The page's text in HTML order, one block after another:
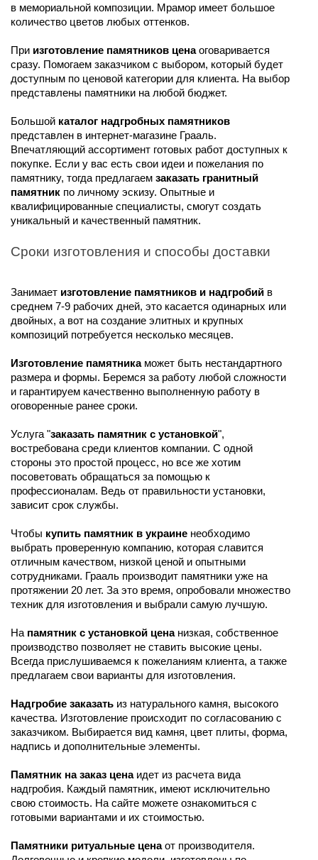
в мемориальной композиции. Мрамор имеет большое
количество цветов любых оттенков.
При изготовление памятников цена оговаривается
сразу. Помогаем заказчиком с выбором, который будет
доступным по ценовой категории для клиента. На выбор
представлены памятники на любой бюджет.
Большой каталог надгробных памятников
представлен в интернет-магазине Грааль.
Впечатляющий ассортимент готовых работ доступных к
покупке. Если у вас есть свои идеи и пожелания по
памятнику, тогда предлагаем заказать гранитный
памятник по личному эскизу. Опытные и
квалифицированные специалисты, смогут создать
уникальный и качественный памятник.
Сроки изготовления и способы доставки
Занимает изготовление памятников и надгробий в
среднем 7-9 рабочих дней, это касается одинарных или
двойных, а вот на создание элитных и крупных
композиций потребуется несколько месяцев.
Изготовление памятника может быть нестандартного
размера и формы. Беремся за работу любой сложности
и гарантируем качественно выполненную работу в
оговоренные ранее сроки.
Услуга "заказать памятник с установкой",
востребована среди клиентов компании. С одной
стороны это простой процесс, но все же хотим
посоветовать обращаться за помощью к
профессионалам. Ведь от правильности установки,
зависит срок службы.
Чтобы купить памятник в украине необходимо
выбрать проверенную компанию, которая славится
отличным качеством, низкой ценой и опытными
сотрудниками. Грааль производит памятники уже на
протяжении 20 лет. За это время, опробовали множество
техник для изготовления и выбрали самую лучшую.
На памятник с установкой цена низкая, собственное
производство позволяет не ставить высокие цены.
Всегда прислушиваемся к пожеланиям клиента, а также
предлагаем свои варианты для изготовления.
Надгробие заказать из натурального камня, высокого
качества. Изготовление происходит по согласованию с
заказчиком. Выбирается вид камня, цвет плиты, форма,
надпись и дополнительные элементы.
Памятник на заказ цена идет из расчета вида
надгробия. Каждый памятник, имеют исключительно
свою стоимость. На сайте можете ознакомиться с
готовыми вариантами и их стоимостью.
Памятники ритуальные цена от производителя.